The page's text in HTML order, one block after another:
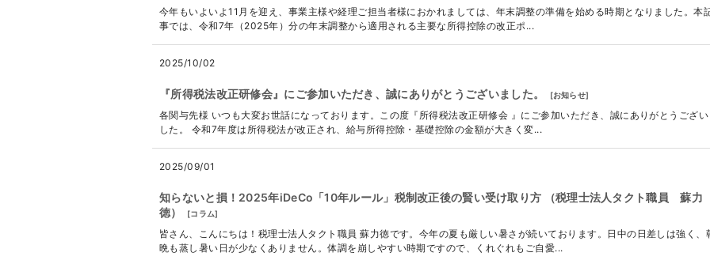
今年もいよいよ11月を迎え、事業主様や経理ご担当者様におかれましては、年末調整の準備を始める時期となりました。本
事では、令和7年（2025年）分の年末調整から適用される主要な所得控除の改正ポ...
2025/10/02
『所得税法改正研修会』にご参加いただき、誠にありがとうございました。 [お知らせ]
各関与先様 いつも大変お世話になっております。この度『所得税法改正研修会 』にご参加いただき、誠にありがとうござい
した。 令和7年度は所得税法が改正され、給与所得控除・基礎控除の金額が大きく変...
2025/09/01
知らないと損！2025年iDeCo「10年ルール」税制改正後の賢い受け取り方 （税理士法人タクト職員 蘇力
徳）
[コラム]
皆さん、こんにちは！税理士法人タクト職員 蘇力徳です。今年の夏も厳しい暑さが続いております。日中の日差しは強く、
晩も蒸し暑い日が少なくありません。体調を崩しやすい時期ですので、くれぐれもご自愛...